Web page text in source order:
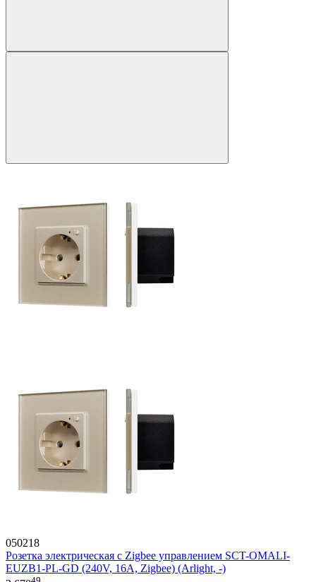
050218
Розетка электрическая с Zigbee управлением SCT-OMALI-
EUZB1-PL-GD (240V, 16A, Zigbee) (Arlight, -)